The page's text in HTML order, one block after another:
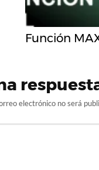
Función
electrónico no será